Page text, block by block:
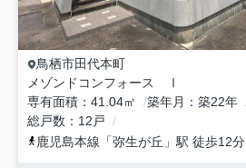
鳥栖市田代本町
メゾンドコンフォース Ⅰ
専有面積
41.04㎡ 築年月 築22年
総戸数
12戸
鹿児島本線 「弥生が丘 」駅 徒歩12分